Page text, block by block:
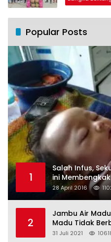
Popular Posts
1
Salah Infus,
ini Membengkak
28 April 2016
2
Jambu Air
Madu Tidak
31 Juli 2021